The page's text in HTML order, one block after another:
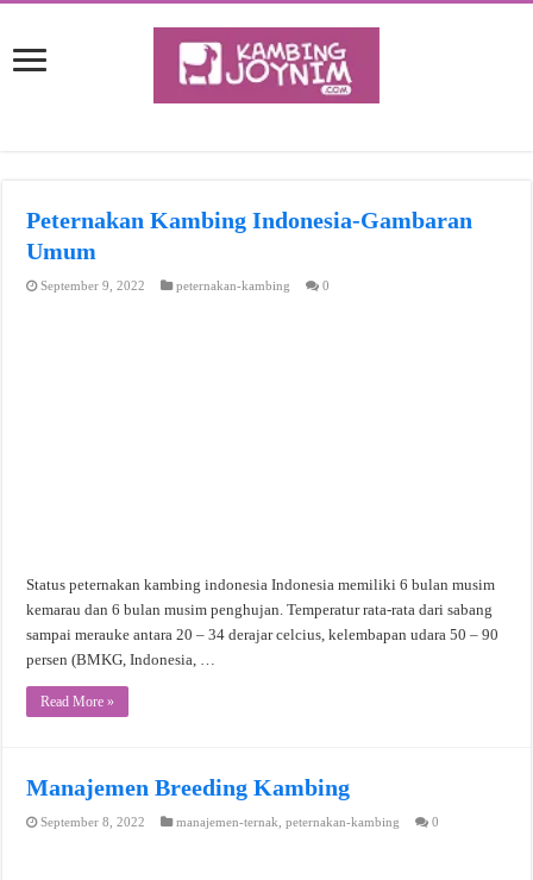
Peternakan Kambing Indonesia-Gambaran
Umum
September 9, 2022 peternakan-kambing 0
Status peternakan kambing indonesia Indonesia memiliki 6 bulan musim
kemarau dan 6 bulan musim penghujan. Temperatur rata-rata dari sabang
sampai merauke antara 20 – 34 derajar celcius, kelembapan udara 50 – 90
persen (BMKG, Indonesia, …
Read More »
Manajemen Breeding Kambing
September 8, 2022 manajemen-ternak ,peternakan-kambing 0